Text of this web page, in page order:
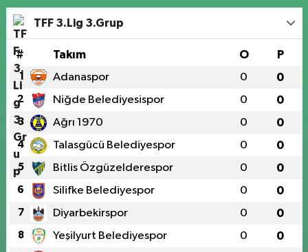
TFF 3.Lig 3.Grup
# Takım O P
1 Adanaspor 0 0
2 Niğde Belediyesispor 0 0
3 Ağrı 1970 0 0
4 Talasgücü Belediyespor 0 0
5 Bitlis Özgüzelderespor 0 0
6 Silifke Belediyespor 0 0
7 Diyarbekirspor 0 0
8 Yeşilyurt Belediyespor 0 0